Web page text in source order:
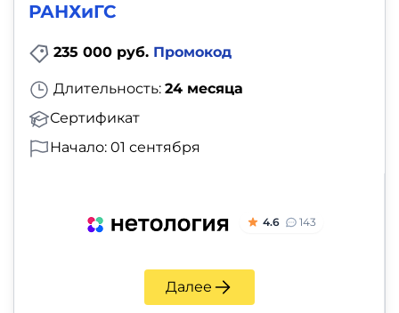
РАНХиГС
235 000 руб. Промокод
Длительность: 24 месяца
Сертификат
Начало: 01 сентября
4.6 143
Далее